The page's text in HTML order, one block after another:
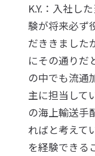
K.Y.：入社し
験が将来必ず
だききました
にその通りだ
の中でも流通
主に担当して
の海上輸送手
ればと考えて
を経験できる